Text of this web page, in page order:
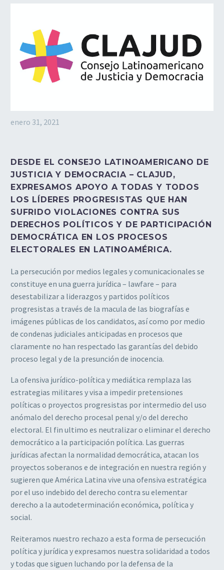
enero 31, 2021
DESDE EL CONSEJO LATINOAMERICANO DE
JUSTICIA Y DEMOCRACIA – CLAJUD,
EXPRESAMOS APOYO A TODAS Y TODOS
LOS LÍDERES PROGRESISTAS QUE HAN
SUFRIDO VIOLACIONES CONTRA SUS
DERECHOS POLÍTICOS Y DE PARTICIPACIÓN
DEMOCRÁTICA EN LOS PROCESOS
ELECTORALES EN LATINOAMÉRICA.
La persecución por medios legales y comunicacionales se
constituye en una guerra jurídica – lawfare – para
desestabilizar a liderazgos y partidos políticos
progresistas a través de la macula de las biografías e
imágenes públicas de los candidatos, así como por medio
de condenas judiciales anticipadas en procesos que
claramente no han respectado las garantías del debido
proceso legal y de la presunción de inocencia.
La ofensiva jurídico-política y mediática remplaza las
estrategias militares y visa a impedir pretensiones
políticas o proyectos progresistas por intermedio del uso
anómalo del derecho procesal penal y/o del derecho
electoral. El fin ultimo es neutralizar o eliminar el derecho
democrático a la participación política. Las guerras
jurídicas afectan la normalidad democrática, atacan los
proyectos soberanos e de integración en nuestra región y
sugieren que América Latina vive una ofensiva estratégica
por el uso indebido del derecho contra su elementar
derecho a la autodeterminación económica, política y
social.
Reiteramos nuestro rechazo a esta forma de persecución
política y jurídica y expresamos nuestra solidaridad a todos
y todas que siguen luchando por la defensa de la